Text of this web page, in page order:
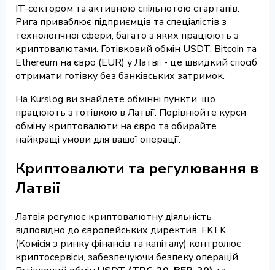
IT-сектором та активною спільнотою стартапів.
Рига приваблює підприємців та спеціалістів з
технологічної сфери, багато з яких працюють з
криптовалютами. Готівковий обмін USDT, Bitcoin та
Ethereum на євро (EUR) у Латвії - це швидкий спосіб
отримати готівку без банківських затримок.
На Kurslog ви знайдете обмінні пункти, що
працюють з готівкою в Латвії. Порівнюйте курси
обміну криптовалюти на євро та обирайте
найкращі умови для вашої операції.
Криптовалюти та регулювання в
Латвії
Латвія регулює криптовалютну діяльність
відповідно до європейських директив. FKTK
(Комісія з ринку фінансів та капіталу) контролює
криптосервіси, забезпечуючи безпеку операцій.